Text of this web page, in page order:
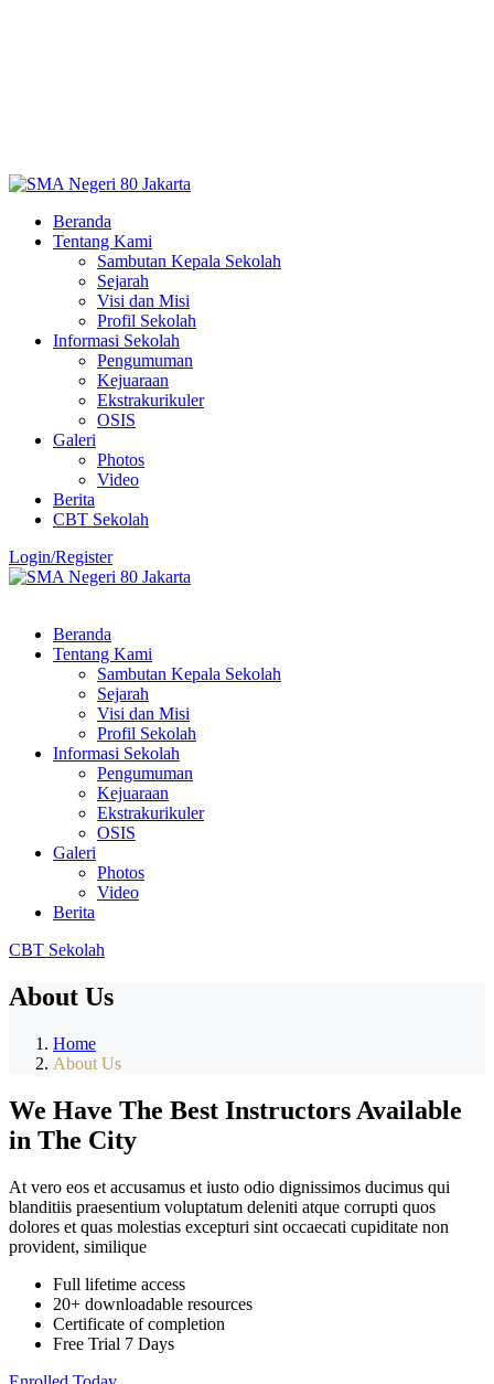
Beranda
Tentang Kami
Sambutan Kepala Sekolah
Sejarah
Visi dan Misi
Profil Sekolah
Informasi Sekolah
Pengumuman
Kejuaraan
Ekstrakurikuler
OSIS
Galeri
Photos
Video
Berita
CBT Sekolah
Login/Register
Beranda
Tentang Kami
Sambutan Kepala Sekolah
Sejarah
Visi dan Misi
Profil Sekolah
Informasi Sekolah
Pengumuman
Kejuaraan
Ekstrakurikuler
OSIS
Galeri
Photos
Video
Berita
CBT Sekolah
About Us
Home
About Us
We Have The Best Instructors Available
in The City
At vero eos et accusamus et iusto odio dignissimos ducimus qui
blanditiis praesentium voluptatum deleniti atque corrupti quos
dolores et quas molestias excepturi sint occaecati cupiditate non
provident, similique
Full lifetime access
20+ downloadable resources
Certificate of completion
Free Trial 7 Days